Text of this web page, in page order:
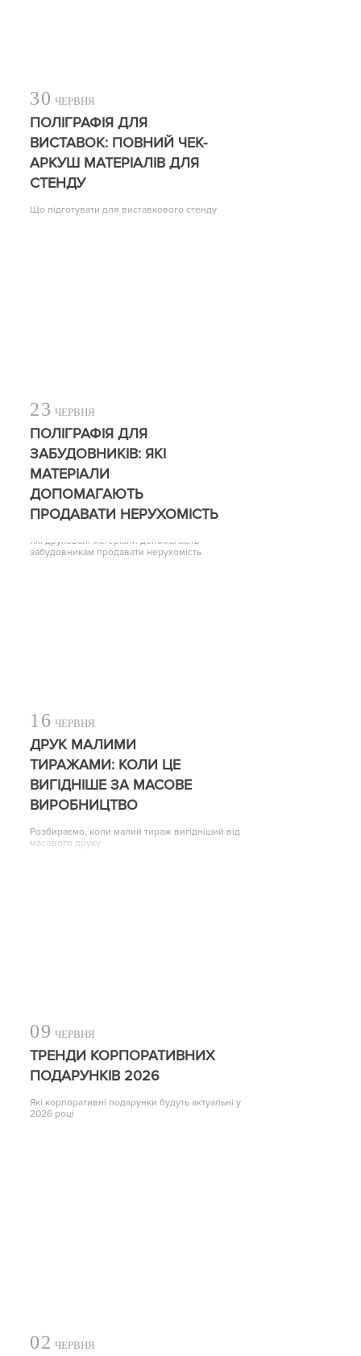
30 ЧЕРВНЯ
ПОЛІГРАФІЯ ДЛЯ
ВИСТАВОК: ПОВНИЙ ЧЕК-
АРКУШ МАТЕРІАЛІВ ДЛЯ
СТЕНДУ
Що підготувати для виставкового стенду
23 ЧЕРВНЯ
ПОЛІГРАФІЯ ДЛЯ
ЗАБУДОВНИКІВ: ЯКІ
МАТЕРІАЛИ
ДОПОМАГАЮТЬ
ПРОДАВАТИ НЕРУХОМІСТЬ
Які друковані матеріали допомагають
забудовникам продавати нерухомість
16 ЧЕРВНЯ
ДРУК МАЛИМИ
ТИРАЖАМИ: КОЛИ ЦЕ
ВИГІДНІШЕ ЗА МАСОВЕ
ВИРОБНИЦТВО
Розбираємо, коли малий тираж вигідніший від
масового друку
09 ЧЕРВНЯ
ТРЕНДИ КОРПОРАТИВНИХ
ПОДАРУНКІВ 2026
Які корпоративні подарунки будуть актуальні у
2026 році
02 ЧЕРВНЯ